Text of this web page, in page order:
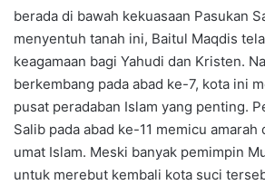
berada di bawah kekuasaan Pasukan
menyentuh tanah ini, Baitul Maqdis
keagamaan bagi Yahudi dan Kristen.
berkembang pada abad ke-7, kota ini
pusat peradaban Islam yang penting.
Salib pada abad ke-11 memicu
umat Islam. Meski banyak pemimpin
untuk merebut kembali kota suci